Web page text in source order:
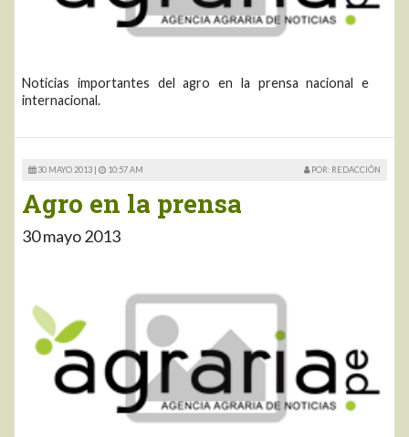
Noticias importantes del agro en la prensa nacional e
internacional.
30 MAYO 2013 | 10:57 AM POR: REDACCIÓN
Agro en la prensa
30 mayo 2013